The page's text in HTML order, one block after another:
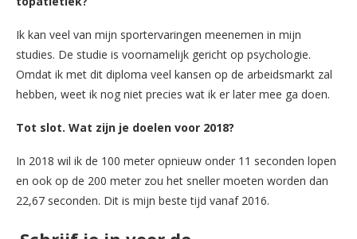
Ik kan veel van mijn sportervaringen meenemen in mijn
studies. De studie is voornamelijk gericht op psychologie.
Omdat ik met dit diploma veel kansen op de arbeidsmarkt zal
hebben, weet ik nog niet precies wat ik er later mee ga doen.
Tot slot. Wat zijn je doelen voor 2018?
In 2018 wil ik de 100 meter opnieuw onder 11 seconden lopen
en ook op de 200 meter zou het sneller moeten worden dan
22,67 seconden. Dit is mijn beste tijd vanaf 2016.